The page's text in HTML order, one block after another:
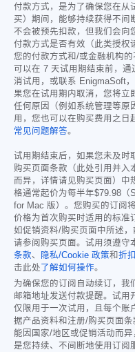
付款方式，是为了确保您在从
买）期间，能够持续获得不间
不会被预先扣款，但我们会向
付款方式是否有效（此类授权
您的付款方式和/或金融机构
可以在 7 天试用期结束前，通
消试用，或联系 EnigmaSoft
果您在试用期内取消，您将立
任何原因（例如系统管理等原
用，您也可以在购买费用之日
常见问题解答。
试用期结束后，如果您未及时
购买页面条款（此处引用并入
而异，详情请见购买页面）中
格通常起价为每半年$79.98
for Mac 版）。您购买的订阅
价格为首次购买时适用的标准
如促销资料/购买页面中所述
请参阅购买页面。试用须遵守
条款、 隐私/Cookie 政策和折
击此处了解如何操作。
为确保您的订阅自动续订，我
邮箱地址发送付款提醒。试用
仅限用于一次试用，且每个账
据产品资料和注册/购买页面
能因国家/地区或促销活动而
是您持续、不间断地使用订阅